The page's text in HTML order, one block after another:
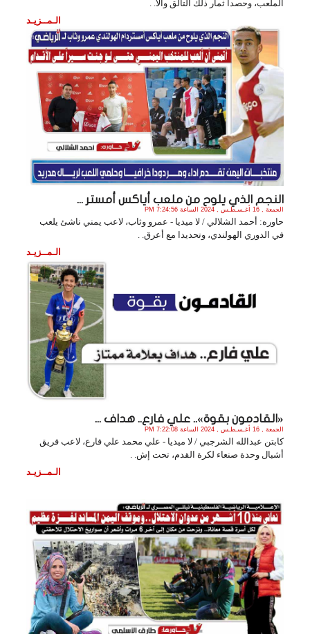
الملعب، وحصدا ثمار ذلك التألق والأ. .
الـمــزيـد
النجم الذي يلوح من ملعب أياكس أمستر ...
الجمعة , 16 أغـسـطـس , 2024 الساعة 7:24:56 PM
حاوره: أحمد الشلالي / لا ميديا - عمرو وثاب، لاعب يمني ناشئ يلعب
في الدوري الهولندي، وتحديدا مع أعرق. .
الـمــزيـد
«القادمون بقوة».. علي فارع.. هداف ...
الجمعة , 16 أغـسـطـس , 2024 الساعة 7:22:08 PM
كابتن عبدالله الشرجبي / لا ميديا - علي محمد علي فارع، لاعب فريق
أشبال وحدة صنعاء لكرة القدم، تحت إش. .
الـمــزيـد